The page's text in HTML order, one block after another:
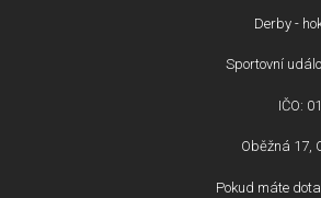
Derby -
Sportovní
IČO:
Oběžná 17,
Pokud máte